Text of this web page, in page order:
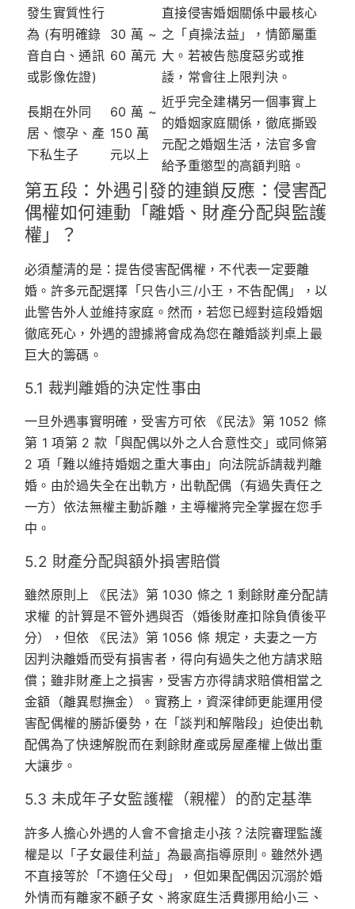
發生實質性行
為 (有明確錄
音自白、通訊
或影像佐證)
30 萬 ~
60 萬元
直接侵害婚姻關係中最核心
之「貞操法益」，情節屬重
大。若被告態度惡劣或推
諉，常會往上限判決。
長期在外同
居、懷孕、產
下私生子
60 萬 ~
150 萬
元以上
近乎完全建構另一個事實上
的婚姻家庭關係，徹底撕毀
元配之婚姻生活，法官多會
給予重懲型的高額判賠。
第五段：外遇引發的連鎖反應：侵害配
偶權如何連動「離婚、財產分配與監護
權」？
必須釐清的是：提告侵害配偶權，不代表一定要離
婚。 許多元配選擇「只告小三/小王，不告配偶」，以
此警告外人並維持家庭。然而，若您已經對這段婚姻
徹底死心，外遇的證據將會成為您在離婚談判桌上最
巨大的籌碼。
5.1 裁判離婚的決定性事由
一旦外遇事實明確，受害方可依
《民法》第 1052 條
第 1 項第 2 款 「與配偶以外之人合意性交」或同條第
2 項「難以維持婚姻之重大事由」向法院訴請裁判離
婚。由於過失全在出軌方，出軌配偶（有過失責任之
一方）依法無權主動訴離，主導權將完全掌握在您手
中。
5.2 財產分配與額外損害賠償
雖然原則上
《民法》第 1030 條之 1 剩餘財產分配請
求權 的計算是不管外遇與否（婚後財產扣除負債後平
分），但依
《民法》第 1056 條 規定，夫妻之一方
因判決離婚而受有損害者，得向有過失之他方請求賠
償；雖非財產上之損害，受害方亦得請求賠償相當之
金額（離異慰撫金）。實務上，資深律師更能運用侵
害配偶權的勝訴優勢，在「談判和解階段」迫使出軌
配偶為了快速解脫而在剩餘財產或房屋產權上做出重
大讓步。
5.3 未成年子女監護權（親權）的酌定基準
許多人擔心外遇的人會不會搶走小孩？法院審理監護
權是以「子女最佳利益」為最高指導原則。雖然外遇
不直接等於「不適任父母」，但如果配偶因沉溺於婚
外情而有離家不顧子女、將家庭生活費挪用給小三、